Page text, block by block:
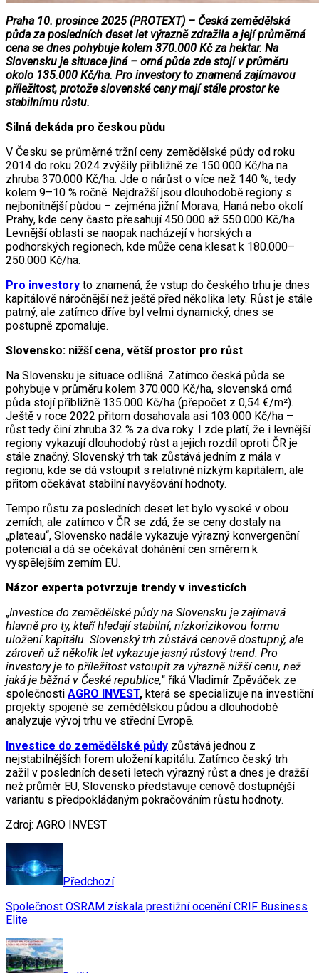
Praha 10. prosince 2025 (PROTEXT) – Česká zemědělská
půda za posledních deset let výrazně zdražila a její průměrná
cena se dnes pohybuje kolem 370.000 Kč za hektar. Na
Slovensku je situace jiná – orná půda zde stojí v průměru
okolo 135.000 Kč/ha. Pro investory to znamená zajímavou
příležitost, protože slovenské ceny mají stále prostor ke
stabilnímu růstu.
Silná dekáda pro českou půdu
V Česku se průměrné tržní ceny zemědělské půdy od roku
2014 do roku 2024 zvýšily přibližně ze 150.000 Kč/ha na
zhruba 370.000 Kč/ha. Jde o nárůst o více než 140 %, tedy
kolem 9–10 % ročně. Nejdražší jsou dlouhodobě regiony s
nejbonitnější půdou – zejména jižní Morava, Haná nebo okolí
Prahy, kde ceny často přesahují 450.000 až 550.000 Kč/ha.
Levnější oblasti se naopak nacházejí v horských a
podhorských regionech, kde může cena klesat k 180.000–
250.000 Kč/ha.
Pro investory to znamená, že vstup do českého trhu je dnes
kapitálově náročnější než ještě před několika lety. Růst je stále
patrný, ale zatímco dříve byl velmi dynamický, dnes se
postupně zpomaluje.
Slovensko: nižší cena, větší prostor pro růst
Na Slovensku je situace odlišná. Zatímco česká půda se
pohybuje v průměru kolem 370.000 Kč/ha, slovenská orná
půda stojí přibližně 135.000 Kč/ha (přepočet z 0,54 €/m²).
Ještě v roce 2022 přitom dosahovala asi 103.000 Kč/ha –
růst tedy činí zhruba 32 % za dva roky. I zde platí, že i levnější
regiony vykazují dlouhodobý růst a jejich rozdíl oproti ČR je
stále značný. Slovenský trh tak zůstává jedním z mála v
regionu, kde se dá vstoupit s relativně nízkým kapitálem, ale
přitom očekávat stabilní navyšování hodnoty.
Tempo růstu za posledních deset let bylo vysoké v obou
zemích, ale zatímco v ČR se zdá, že se ceny dostaly na
„plateau“, Slovensko nadále vykazuje výrazný konvergenční
potenciál a dá se očekávat dohánění cen směrem k
vyspělejším zemím EU.
Názor experta potvrzuje trendy v investicích
„Investice do zemědělské půdy na Slovensku je zajímavá
hlavně pro ty, kteří hledají stabilní, nízkorizikovou formu
uložení kapitálu. Slovenský trh zůstává cenově dostupný, ale
zároveň už několik let vykazuje jasný růstový trend. Pro
investory je to příležitost vstoupit za výrazně nižší cenu, než
jaká je běžná v České republice,“ říká Vladimír Zpěváček ze
společnosti AGRO INVEST, která se specializuje na investiční
projekty spojené se zemědělskou půdou a dlouhodobě
analyzuje vývoj trhu ve střední Evropě.
Investice do zemědělské půdy zůstává jednou z
nejstabilnějších forem uložení kapitálu. Zatímco český trh
zažil v posledních deseti letech výrazný růst a dnes je dražší
než průměr EU, Slovensko představuje cenově dostupnější
variantu s předpokládaným pokračováním růstu hodnoty.
Zdroj: AGRO INVEST
Předchozí
Společnost OSRAM získala prestižní ocenění CRIF Business
Elite